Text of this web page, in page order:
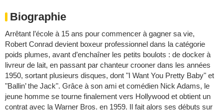
Biographie
Arrêtant l’école à 15 ans pour commencer à gagner sa vie,
Robert Conrad devient boxeur professionnel dans la catégorie
poids plumes, avant d’enchaîner les petits boulots : de docker à
livreur de lait, en passant par chanteur crooner dans les années
1950, sortant plusieurs disques, dont "I Want You Pretty Baby" et
"Ballin’ the Jack". Grâce à son ami et comédien Nick Adams, le
jeune homme se tourne finalement vers Hollywood et obtient un
contrat avec la Warner Bros. en 1959. Il fait alors ses débuts sur